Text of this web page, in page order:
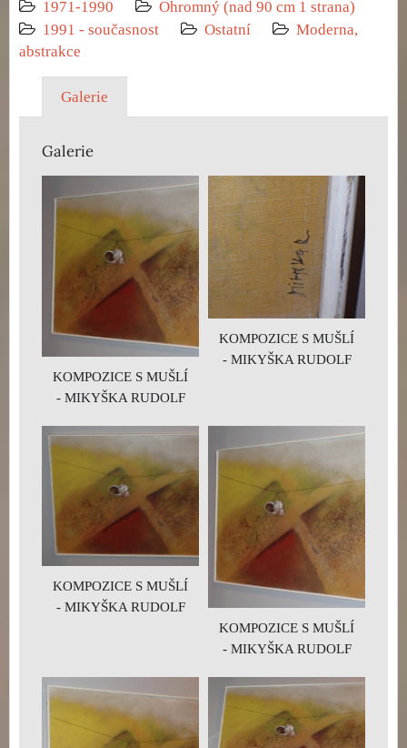
1971-1990
Ohromný (nad 90 cm 1 strana)
1991 - současnost
Ostatní
Moderna,
abstrakce
Galerie
Galerie
KOMPOZICE S MUŠLÍ
- MIKYŠKA RUDOLF
KOMPOZICE S MUŠLÍ
- MIKYŠKA RUDOLF
KOMPOZICE S MUŠLÍ
- MIKYŠKA RUDOLF
KOMPOZICE S MUŠLÍ
- MIKYŠKA RUDOLF